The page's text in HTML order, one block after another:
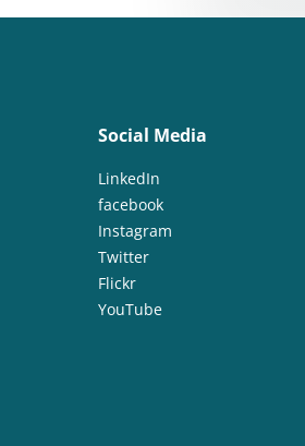
Social Media
LinkedIn
facebook
Instagram
Twitter
Flickr
YouTube